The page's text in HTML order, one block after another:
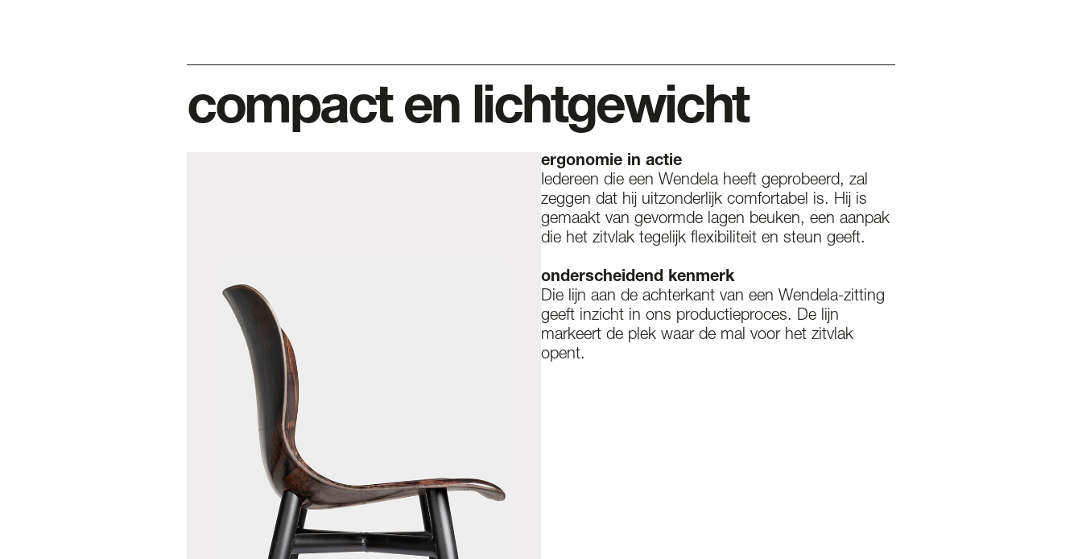
compact en lichtgewicht
ergonomie in actie
Iedereen die een Wendela heeft geprobeerd, zal
zeggen dat hij uitzonderlijk comfortabel is. Hij is
gemaakt van gevormde lagen beuken, een aanpak
die het zitvlak tegelijk flexibiliteit en steun geeft.
onderscheidend kenmerk
Die lijn aan de achterkant van een Wendela-zitting
geeft inzicht in ons productieproces. De lijn
markeert de plek waar de mal voor het zitvlak
opent.